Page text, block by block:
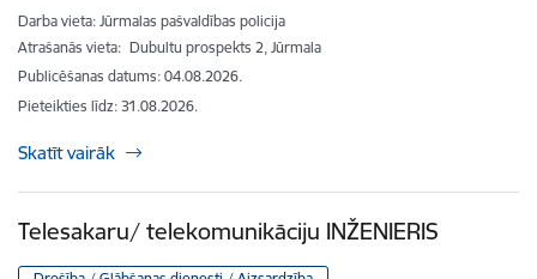
Darba vieta: Jūrmalas pašvaldības policija
Atrašanās vieta: Dubultu prospekts 2, Jūrmala
Publicēšanas datums: 04.08.2026.
Pieteikties līdz: 31.08.2026.
Skatīt vairāk
Telesakaru/ telekomunikāciju INŽENIERIS